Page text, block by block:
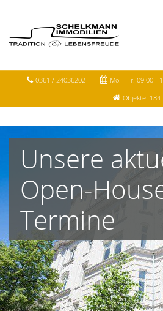
0361 / 24036202 Mo. - Fr. 09.00 -
Objekte: 184
Unsere
Open-
Termine